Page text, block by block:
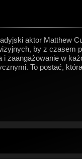
aktor Matthew
by z
zaangażowanie w
To postać,